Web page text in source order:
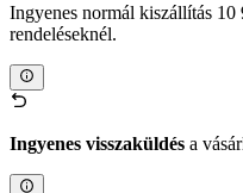
Ingyenes normál kiszállítás
rendeléseknél.
Ingyenes visszaküldés a